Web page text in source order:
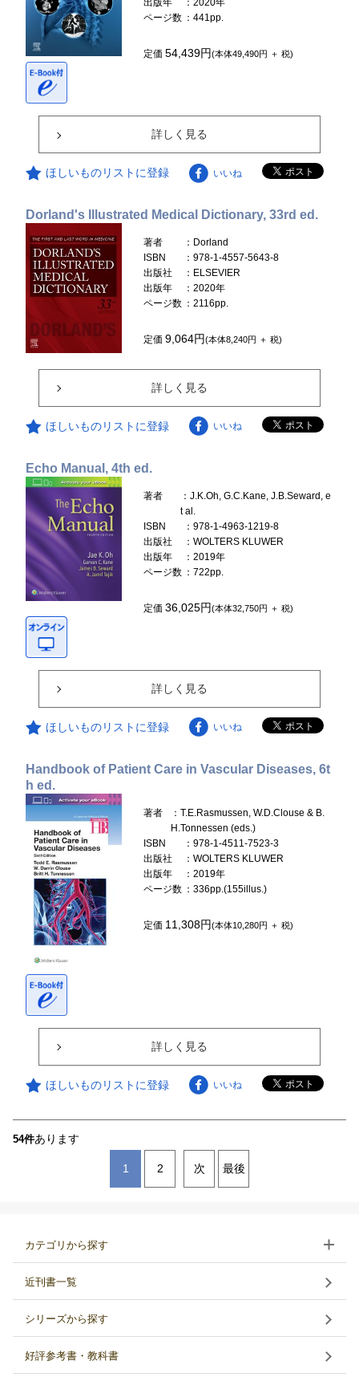
出版年
：2020年
ページ数 ：441pp.
定価54,439円(本体49,490円 ＋ 税)
詳しく見る
ほしいものリストに登録 いいね
Dorland's Illustrated Medical Dictionary, 33rd ed.
著者
：Dorland
ISBN
：978-1-4557-5643-8
出版社
：ELSEVIER
出版年
：2020年
ページ数 ：2116pp.
定価9,064円(本体8,240円 ＋ 税)
詳しく見る
ほしいものリストに登録 いいね
Echo Manual, 4th ed.
著者
：J.K.Oh, G.C.Kane, J.B.Seward, e
t al.
ISBN
：978-1-4963-1219-8
出版社
：WOLTERS KLUWER
出版年
：2019年
ページ数 ：722pp.
定価36,025円(本体32,750円 ＋ 税)
詳しく見る
ほしいものリストに登録 いいね
Handbook of Patient Care in Vascular Diseases, 6t
h ed.
著者
：T.E.Rasmussen, W.D.Clouse & B.
H.Tonnessen (eds.)
ISBN
：978-1-4511-7523-3
出版社
：WOLTERS KLUWER
出版年
：2019年
ページ数 ：336pp.(155illus.)
定価 11,308円(本体10,280円 ＋ 税)
詳しく見る
ほしいものリストに登録 いいね
54件あります
1 2 次 最後
カテゴリから探す
近刊書一覧
シリーズから探す
好評参考書・教科書